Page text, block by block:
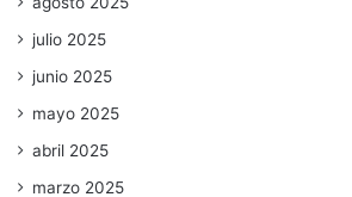
julio 2025
junio 2025
mayo 2025
abril 2025
marzo 2025